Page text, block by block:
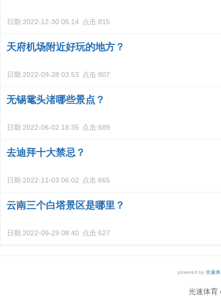
日期:2022-12-30 05:14 点击:815
天府机场附近好玩的地方？
日期:2022-09-28 03:53 点击:807
无锡鼋头渚哪些景点？
日期:2022-06-02 18:35 点击:689
去迪拜十大禁忌？
日期:2022-11-03 06:02 点击:665
云南三个白塔景区是哪里？
日期:2022-09-29 08:40 点击:627
powered by 光速
光速体育